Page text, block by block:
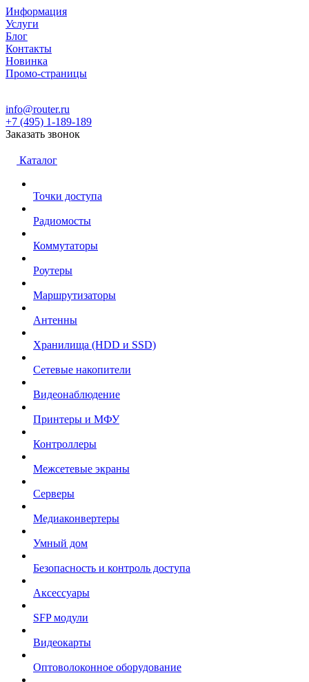
Информация
Услуги
Блог
Контакты
Новинка
Промо-страницы
info@router.ru
+7 (495) 1-189-189
Заказать звонок
Каталог
Точки доступа
Радиомосты
Коммутаторы
Роутеры
Маршрутизаторы
Антенны
Хранилища (HDD и SSD)
Сетевые накопители
Видеонаблюдение
Принтеры и МФУ
Контроллеры
Межсетевые экраны
Серверы
Медиаконвертеры
Умный дом
Безопасность и контроль доступа
Аксессуары
SFP модули
Видеокарты
Оптоволоконное оборудование